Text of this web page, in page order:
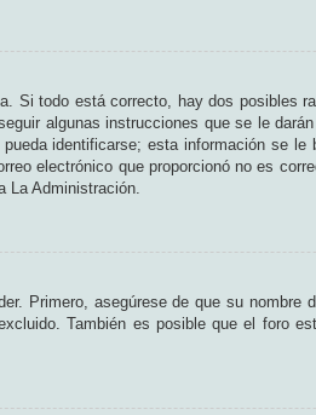
Si todo está correcto, hay dos
algunas instrucciones que se le
identificarse; esta información se
electrónico que proporcionó no es
La Administración.
Primero, asegúrese de que su
También es posible que el foro